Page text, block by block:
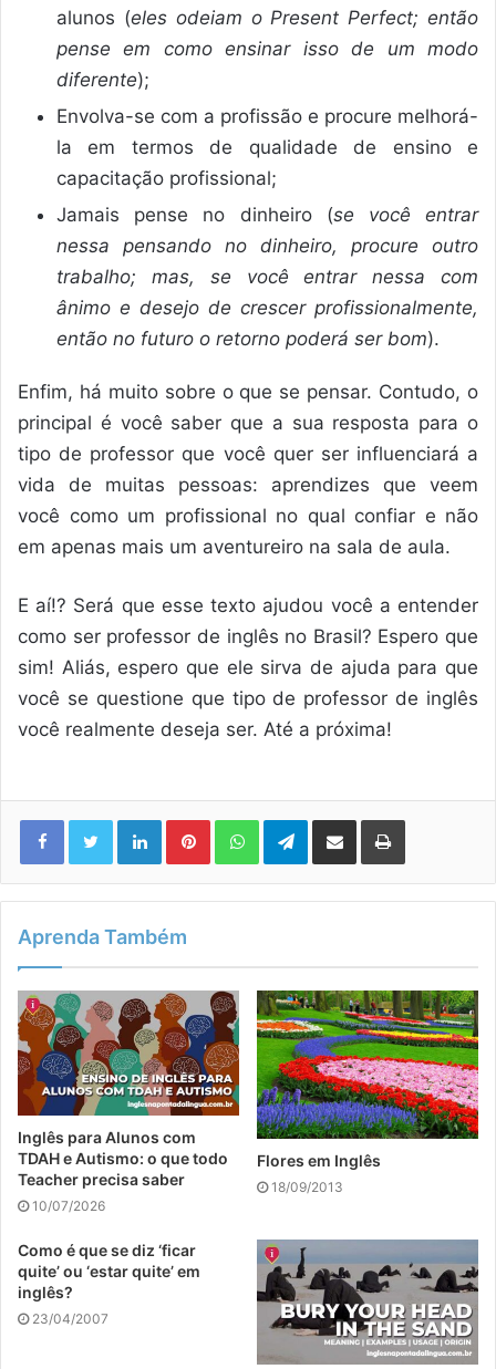
alunos (eles odeiam o Present Perfect; então
pense em como ensinar isso de um modo
diferente);
Envolva-se com a profissão e procure melhorá-
la em termos de qualidade de ensino e
capacitação profissional;
Jamais pense no dinheiro (se você entrar
nessa pensando no dinheiro, procure outro
trabalho; mas, se você entrar nessa com
ânimo e desejo de crescer profissionalmente,
então no futuro o retorno poderá ser bom).
Enfim, há muito sobre o que se pensar. Contudo, o
principal é você saber que a sua resposta para o
tipo de professor que você quer ser influenciará a
vida de muitas pessoas: aprendizes que veem
você como um profissional no qual confiar e não
em apenas mais um aventureiro na sala de aula.
E aí!? Será que esse texto ajudou você a entender
como ser professor de inglês no Brasil? Espero que
sim! Aliás, espero que ele sirva de ajuda para que
você se questione que tipo de professor de inglês
você realmente deseja ser. Até a próxima!
LinkedinPinterestWhatsAppTelegram
Compartilhar via e-mail Imprimir
Aprenda Também
Inglês para Alunos com
TDAH e Autismo: o que todo
Teacher precisa saber
10/07/2026
Flores em Inglês
18/09/2013
Como é que se diz ‘ficar
quite’ ou ‘estar quite’ em
inglês?
23/04/2007